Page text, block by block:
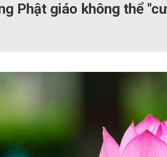
Phật giáo không thể